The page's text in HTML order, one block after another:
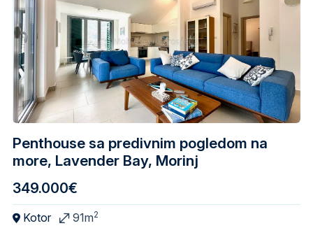
Penthouse sa predivnim pogledom na
more, Lavender Bay, Morinj
349.000€
Kotor 91m2